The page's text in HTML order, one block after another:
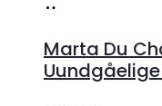
Klædeskabet.dk
Marta Du